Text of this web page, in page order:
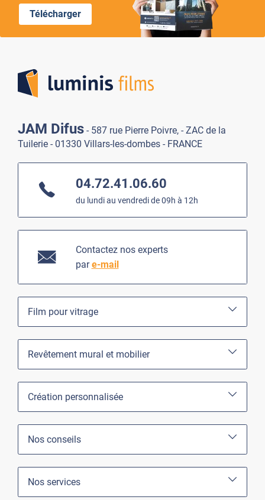
Télécharger
JAM Difus - 587 rue Pierre Poivre, - ZAC de la
Tuilerie - 01330 Villars-les-dombes - FRANCE
04.72.41.06.60
du lundi au vendredi de 09h à 12h
Contactez nos experts
pare-mail
Film pour vitrage
Revêtement mural et mobilier
Création personnalisée
Nos conseils
Nos services